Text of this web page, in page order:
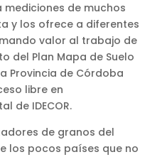
de muchos
y los ofrece a diferentes
valor al trabajo de
del Plan Mapa de Suelo
Provincia de Córdoba
libre en
de IDECOR.
de granos del
los pocos países que no